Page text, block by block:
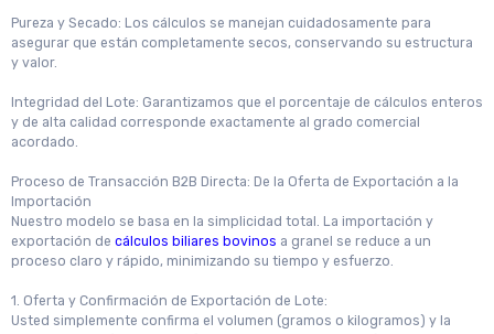
Pureza y Secado: Los cálculos se manejan cuidadosamente para
asegurar que están completamente secos, conservando su estructura
y valor.
Integridad del Lote: Garantizamos que el porcentaje de cálculos enteros
y de alta calidad corresponde exactamente al grado comercial
acordado.
Proceso de Transacción B2B Directa: De la Oferta de Exportación a la
Importación
Nuestro modelo se basa en la simplicidad total. La importación y
exportación de cálculos biliares bovinos a granel se reduce a un
proceso claro y rápido, minimizando su tiempo y esfuerzo.
1. Oferta y Confirmación de Exportación de Lote:
Usted simplemente confirma el volumen (gramos o kilogramos) y la